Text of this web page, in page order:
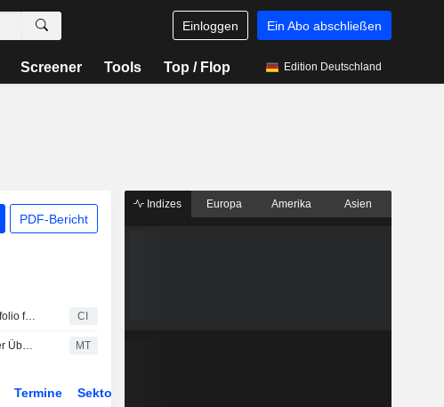
Einloggen Ein Abo abschließen
Screener Tools Top / Flop Edition Deutschland
PDF-Bericht
Jinko ESS und Taliva Energy unterzeichnen Projektportfolio fuer Energiespeicher mit 400 MWh CI
Chinesische Solar-Riesen kämpfen angesichts massiver Überkapazitäten ums Überleben MT
Termine Sektor
Indizes Europa Amerika Asien